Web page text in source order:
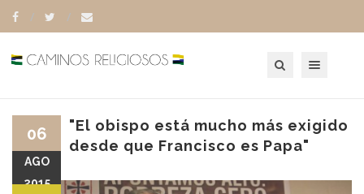
"El obispo está mucho más exigido
desde que Francisco es Papa"
06
AGO
2015